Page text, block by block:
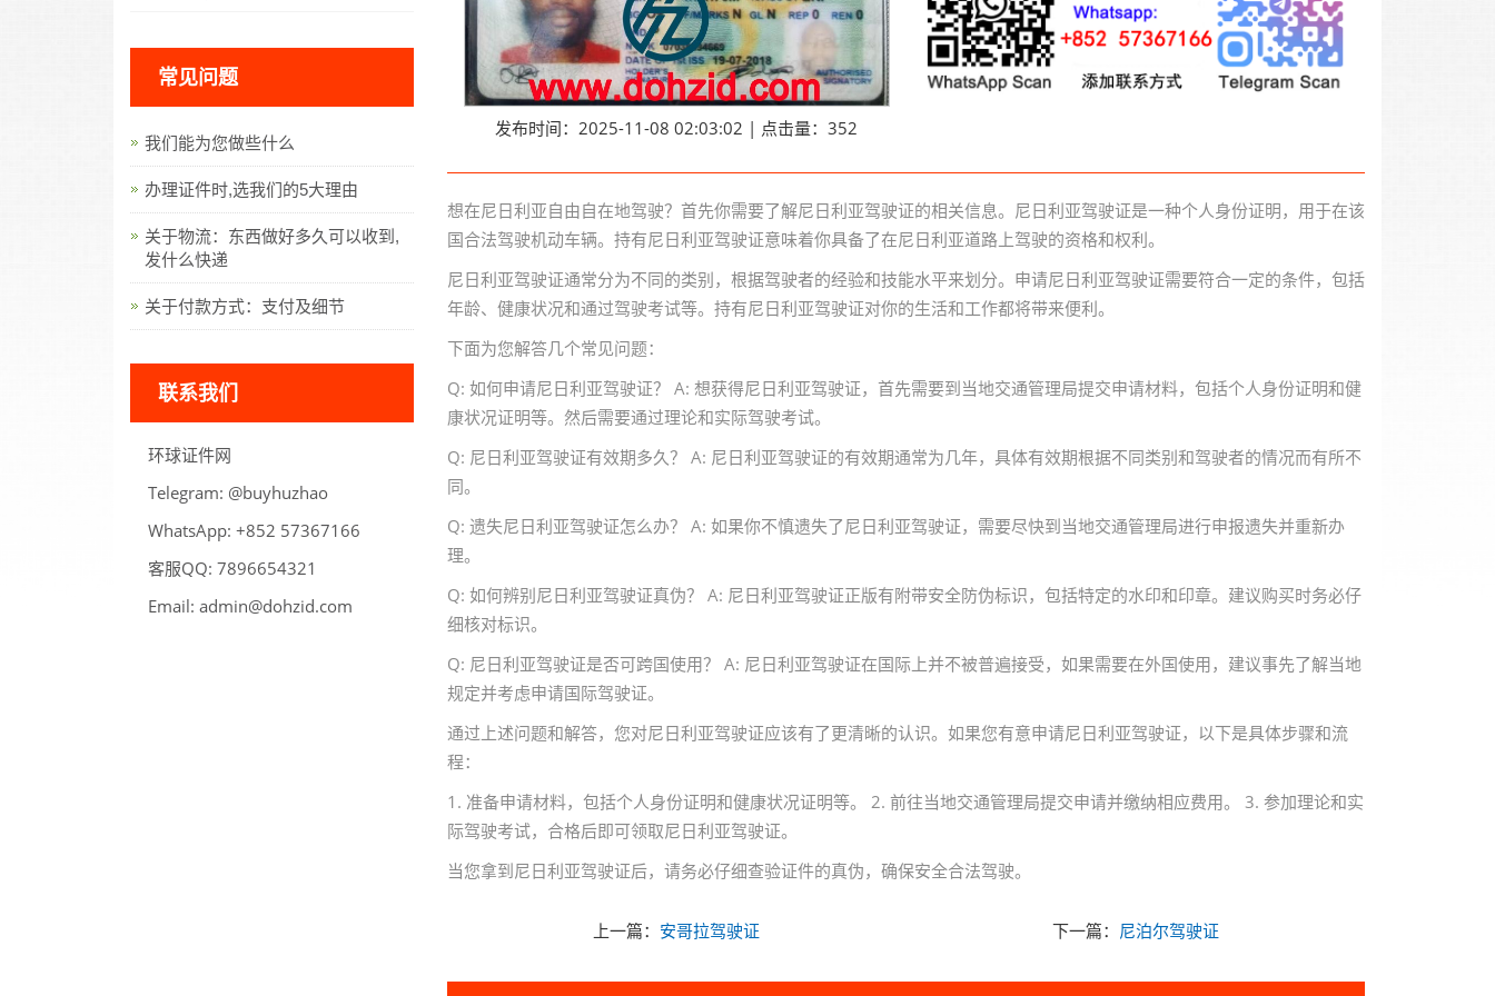
发布时间：2025-11-08 02:03:02 | 点击量：352
想在尼日利亚自由自在地驾驶？首先你需要了解尼日利亚驾驶证的相关信息。尼日利亚驾驶证是一种个人身份证明，用于在该
国合法驾驶机动车辆。持有尼日利亚驾驶证意味着你具备了在尼日利亚道路上驾驶的资格和权利。
尼日利亚驾驶证通常分为不同的类别，根据驾驶者的经验和技能水平来划分。申请尼日利亚驾驶证需要符合一定的条件，包括
年龄、健康状况和通过驾驶考试等。持有尼日利亚驾驶证对你的生活和工作都将带来便利。
下面为您解答几个常见问题：
Q: 如何申请尼日利亚驾驶证？ A: 想获得尼日利亚驾驶证，首先需要到当地交通管理局提交申请材料，包括个人身份证明和健
康状况证明等。然后需要通过理论和实际驾驶考试。
Q: 尼日利亚驾驶证有效期多久？ A: 尼日利亚驾驶证的有效期通常为几年，具体有效期根据不同类别和驾驶者的情况而有所不
同。
Q: 遗失尼日利亚驾驶证怎么办？ A: 如果你不慎遗失了尼日利亚驾驶证，需要尽快到当地交通管理局进行申报遗失并重新办
理。
Q: 如何辨别尼日利亚驾驶证真伪？ A: 尼日利亚驾驶证正版有附带安全防伪标识，包括特定的水印和印章。建议购买时务必仔
细核对标识。
Q: 尼日利亚驾驶证是否可跨国使用？ A: 尼日利亚驾驶证在国际上并不被普遍接受，如果需要在外国使用，建议事先了解当地
规定并考虑申请国际驾驶证。
通过上述问题和解答，您对尼日利亚驾驶证应该有了更清晰的认识。如果您有意申请尼日利亚驾驶证，以下是具体步骤和流
程：
1. 准备申请材料，包括个人身份证明和健康状况证明等。 2. 前往当地交通管理局提交申请并缴纳相应费用。 3. 参加理论和实
际驾驶考试，合格后即可领取尼日利亚驾驶证。
当您拿到尼日利亚驾驶证后，请务必仔细查验证件的真伪，确保安全合法驾驶。
上一篇： 安哥拉驾驶证 下一篇： 尼泊尔驾驶证
常见问题
我们能为您做些什么
办理证件时,选我们的5大理由
关于物流：东西做好多久可以收到,
发什么快递
关于付款方式：支付及细节
联系我们
环球证件网
Telegram: oahzuhyub@
WhatsApp: 66176375 258+
客服QQ:
123456
7896
Email: admin@dohzid.com